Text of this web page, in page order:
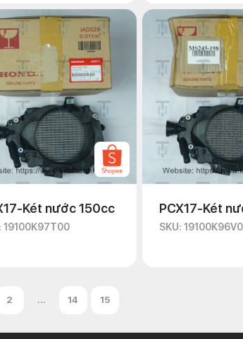
Két nước 150cc
19100K97T00
PCX17-Két
SKU:
2 ... 14 15